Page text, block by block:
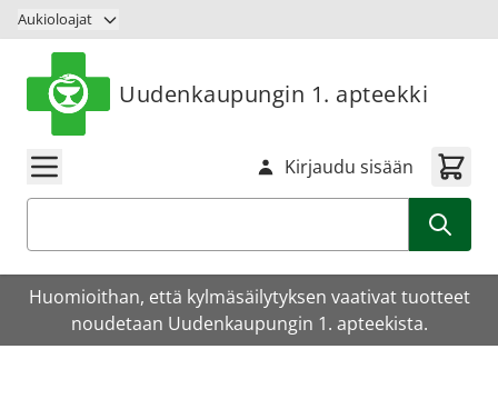
Siirry sisältöön
Aukioloajat
Uudenkaupungin 1. apteekki
Kirjaudu sisään
Huomioithan, että kylmäsäilytyksen vaativat tuotteet
noudetaan Uudenkaupungin 1. apteekista.